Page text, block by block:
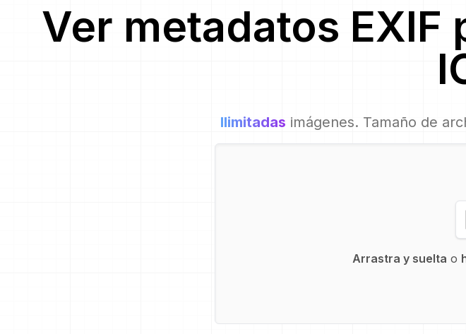
Ver metadatos EXIF
Ilimitadas imágenes. Tamaño de
Arrastra y suelta o